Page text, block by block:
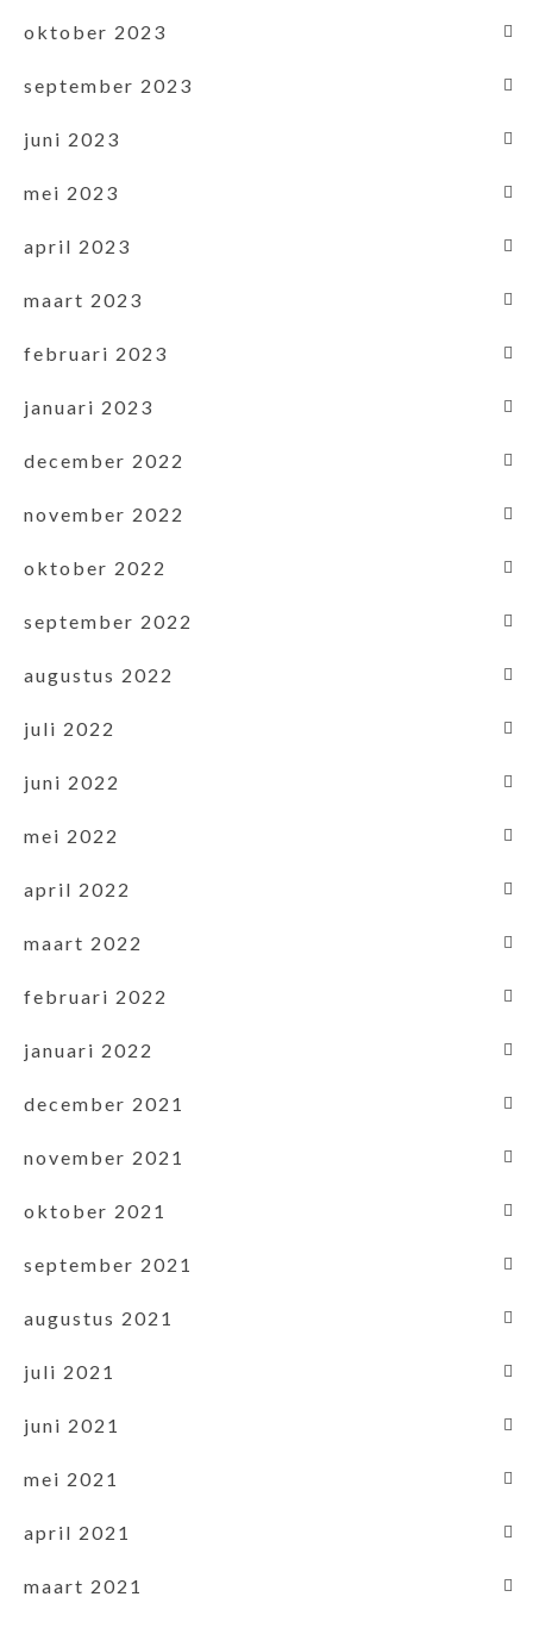
oktober 2023
september 2023
juni 2023
mei 2023
april 2023
maart 2023
februari 2023
januari 2023
december 2022
november 2022
oktober 2022
september 2022
augustus 2022
juli 2022
juni 2022
mei 2022
april 2022
maart 2022
februari 2022
januari 2022
december 2021
november 2021
oktober 2021
september 2021
augustus 2021
juli 2021
juni 2021
mei 2021
april 2021
maart 2021